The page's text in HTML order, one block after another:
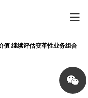
值 继续评估变革性业务组合
Share
on
wechat